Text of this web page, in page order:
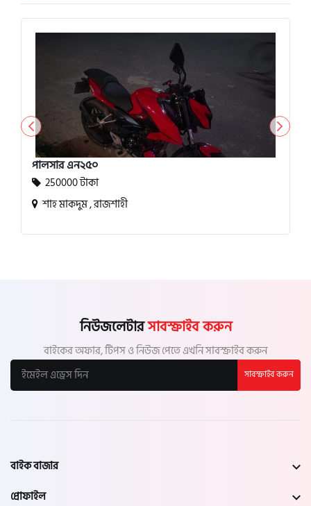
পালসার এন২৫০
250000 টাকা
শাহ মাকদুম , রাজশাহী
নিউজলেটারসাবস্ক্রাইব করুন
বাইকের অফার, টিপস ও নিউজ পেতে এখনি সাবস্ক্রাইব করুন
সাবস্ক্রাইব করুন
বাইক বাজার
প্রোফাইল